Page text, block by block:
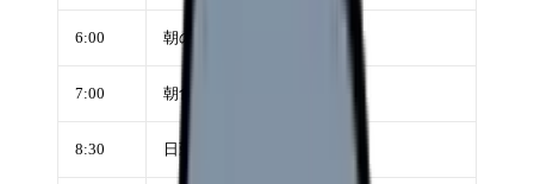
6:00 朝の採血・点滴交換・記録
7:00 朝食の配膳・食事介助・与薬
8:30 日勤への申し送り